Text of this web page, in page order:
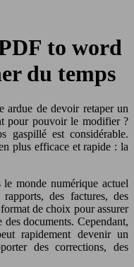
to word
du temps
ardue de devoir retaper un
pour pouvoir le modifier ?
gaspillé est considérable.
plus efficace et rapide : la
monde numérique actuel
des factures, des
de choix pour assurer
documents. Cependant,
rapidement devenir un
des corrections, des